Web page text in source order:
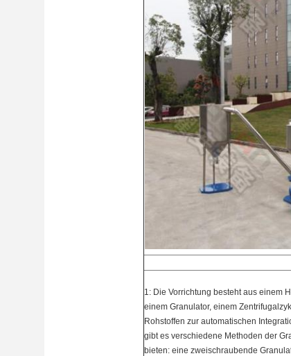
1: Die Vorrichtung besteht aus einem
einem Granulator, einem
Rohstoffen zur automatischen
gibt es verschiedene Methoden der
bieten: eine zweischraubende